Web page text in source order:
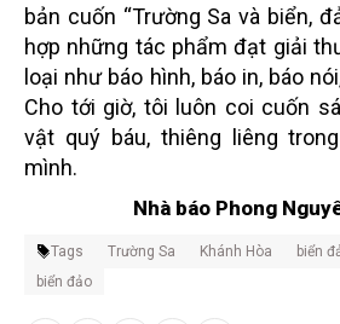
bản cuốn “Trường Sa và biển,
hợp những tác phẩm đạt giải
loại như báo hình, báo in, báo
Cho tới giờ, tôi luôn coi cuốn
vật quý báu, thiêng liêng
mình.
Nhà báo Phong
Tags Trường Sa Khánh Hòa
biển
biển đảo